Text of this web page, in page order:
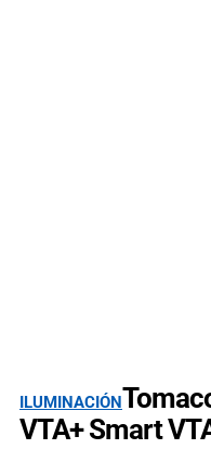
ILUMINACIÓN
VTA+ Smart